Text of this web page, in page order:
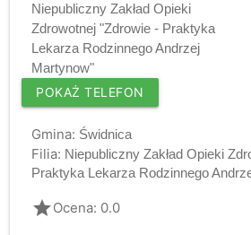
Niepubliczny Zakład Opieki
Zdrowotnej "Zdrowie - Praktyka
Lekarza Rodzinnego Andrzej
Martynow"
POKAŻ TELEFON
Gmina: Świdnica
Filia: Niepubliczny Zakład Opieki
Praktyka Lekarza Rodzinnego
gradeOcena: 0.0